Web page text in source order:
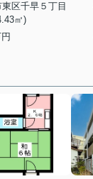
区千早５丁目
㎡)